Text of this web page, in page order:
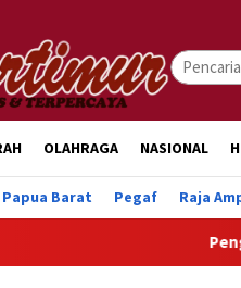
OLAHRAGA NASIONAL
Papua Barat Pegaf Raja
Pengurus Perdana